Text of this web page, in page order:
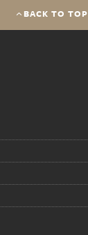
BACK TO TOP